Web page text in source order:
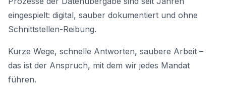
eingespielt: digital, sauber dokumentiert und ohne
Schnittstellen-Reibung.
Kurze Wege, schnelle Antworten, saubere Arbeit –
das ist der Anspruch, mit dem wir jedes Mandat
führen.